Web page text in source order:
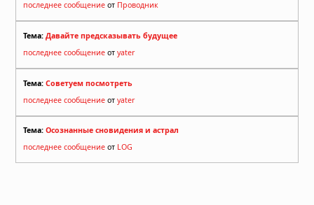
последнее сообщение от Проводник
Тема: Давайте предсказывать будущее
последнее сообщение от yater
Тема: Советуем посмотреть
последнее сообщение от yater
Тема: Осознанные сновидения и астрал
последнее сообщение от LOG